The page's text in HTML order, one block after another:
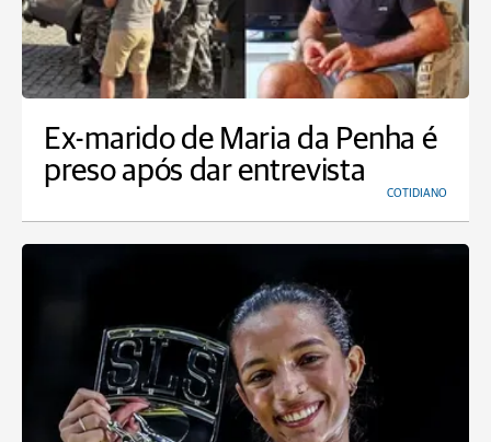
Ex-marido de Maria da Penha é
preso após dar entrevista
COTIDIANO